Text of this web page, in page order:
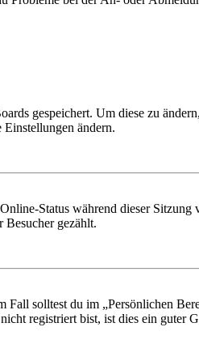
gespeichert. Um diese zu
ändern.
Status während dieser
Besucher gezählt.
solltest du im „Persönlichen
registriert bist, ist dies ein guter